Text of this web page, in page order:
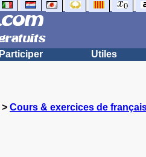
Participer Utiles
> Cours & exercices de